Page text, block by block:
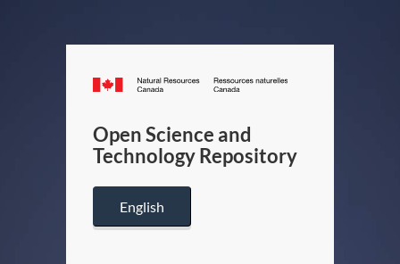
Canada.ca
/
Canada
Open Science and
Technology Repository
English